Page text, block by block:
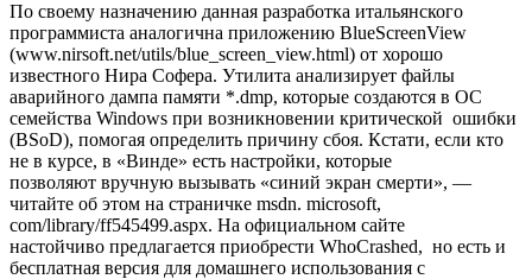
По своему назначению данная разработка итальянского
программиста аналогична приложению BlueScreenView
(www.nirsoft.net/utils/blue_screen_view.html) от хорошо
известного Нира Софера. Утилита анализирует файлы
аварийного дампа памяти *.dmp, которые создаются в ОС
семейства Windows при возникновении критической ошибки
(BSoD), помогая определить причину сбоя. Кстати, если кто
не в курсе, в «Винде» есть настройки, которые
позволяют вручную вызывать «синий экран смерти», —
читайте об этом на страничке msdn. microsoft,
com/library/ff545499.aspx. На официальном сайте
настойчиво предлагается приобрести WhoCrashed, но есть и
бесплатная версия для домашнего использования с